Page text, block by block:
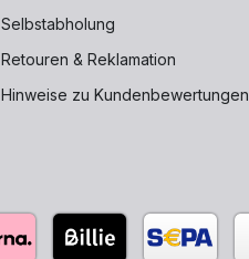
Selbstabholung
Retouren & Reklamation
Hinweise zu Kundenbewertungen